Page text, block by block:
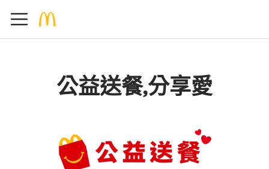
公益送餐,分享愛